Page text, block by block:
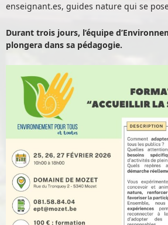
enseignant.es, guides nature qui se
Durant trois jours, l’équipe
plongera dans sa pédagogie.